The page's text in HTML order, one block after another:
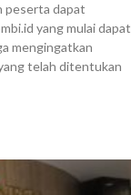
peserta dapat
yang mulai dapat
mengingatkan
telah ditentukan